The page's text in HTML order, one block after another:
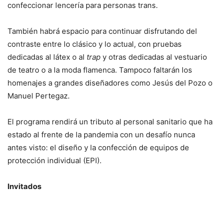
confeccionar lencería para personas trans.
También habrá espacio para continuar disfrutando del
contraste entre lo clásico y lo actual, con pruebas
dedicadas al látex o al trap y otras dedicadas al vestuario
de teatro o a la moda flamenca. Tampoco faltarán los
homenajes a grandes diseñadores como Jesús del Pozo o
Manuel Pertegaz.
El programa rendirá un tributo al personal sanitario que ha
estado al frente de la pandemia con un desafío nunca
antes visto: el diseño y la confección de equipos de
protección individual (EPI).
Invitados